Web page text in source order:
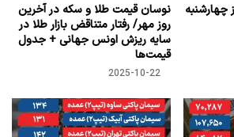
چهارشنبه
نوسان قیمت طلا و سکه در آخرین
روز مهر/ رفتار متناقض بازار طلا در
سایه ریزش اونس جهانی + جدول
قیمت‌ها
2025-10-22